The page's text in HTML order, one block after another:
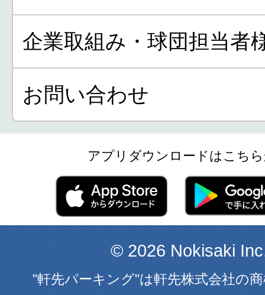
企業取組み・球団担当者
お問い合わせ
アプリダウンロードはこち
© 2026 Nokisaki
"軒先パーキング"は軒先株式会社の